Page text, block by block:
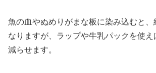
魚の血やぬめりがまな板に染み込むと、
なりますが、ラップや牛乳パックを使
減らせます。